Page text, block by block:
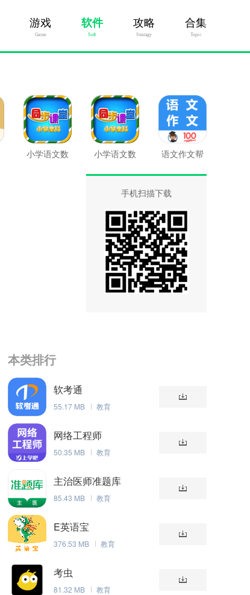
游戏
Game
软件
Soft
攻略
Stratagy
合集
Topic
小学语文数
小学语文数
课堂
语文作文帮
手机扫描下载
本类排行
软考通
55.17 MB 教育
网络工程师
50.35 MB 教育
主治医师准题库
85.43 MB 教育
E英语宝
376.53 MB 教育
考虫
81.32 MB 教育